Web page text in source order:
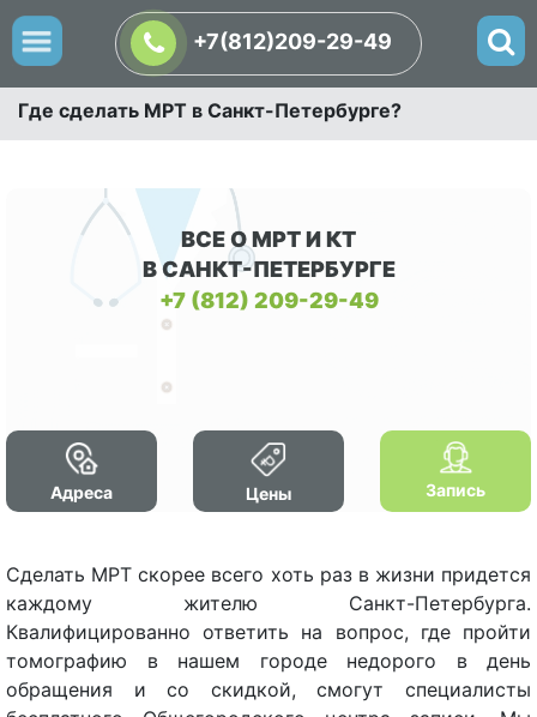
+7(812)209-29-49
Где сделать МРТ в Санкт-Петербурге?
ВСЕ О МРТ И КТ
В САНКТ-ПЕТЕРБУРГЕ
+7 (812) 209-29-49
Адреса Цены Запись
Сделать МРТ скорее всего хоть раз в жизни придется
каждому жителю Санкт-Петербурга.
Квалифицированно ответить на вопрос, где пройти
томографию в нашем городе недорого в день
обращения и со скидкой, смогут специалисты